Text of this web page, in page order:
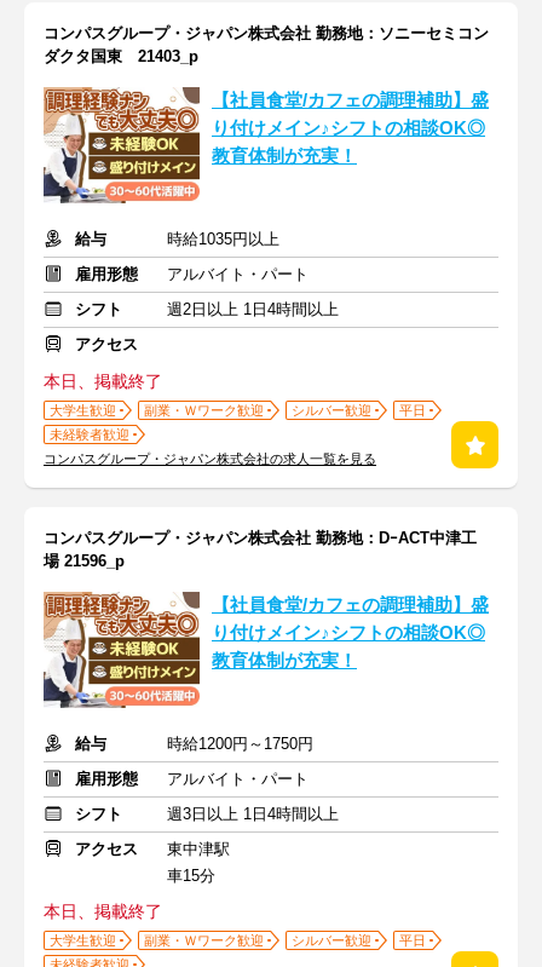
コンパスグループ・ジャパン株式会社 勤務地：ソニーセミコン
ダクタ国東 21403_p
【社員食堂/カフェの調理補助】盛
り付けメイン♪シフトの相談OK◎
教育体制が充実！
給与
時給1035円以上
雇用形態
アルバイト・パート
シフト
週2日以上 1日4時間以上
アクセス
本日、掲載終了
大学生歓迎 副業・Ｗワーク歓迎 シルバー歓迎
平日
未経験者歓迎
コンパスグループ・ジャパン株式会社の求人一覧を見る
コンパスグループ・ジャパン株式会社 勤務地：DｰACT中津工
場 21596_p
【社員食堂/カフェの調理補助】盛
り付けメイン♪シフトの相談OK◎
教育体制が充実！
給与
時給1200円～1750円
雇用形態
アルバイト・パート
シフト
週3日以上 1日4時間以上
アクセス
東中津駅
車15分
本日、掲載終了
大学生歓迎 副業・Ｗワーク歓迎 シルバー歓迎
平日